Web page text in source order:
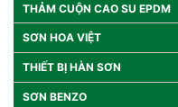
THẢM CUỘN CAO SU EPDM
SƠN HOA VIỆT
THIẾT BỊ HÀN SƠN
SƠN BENZO